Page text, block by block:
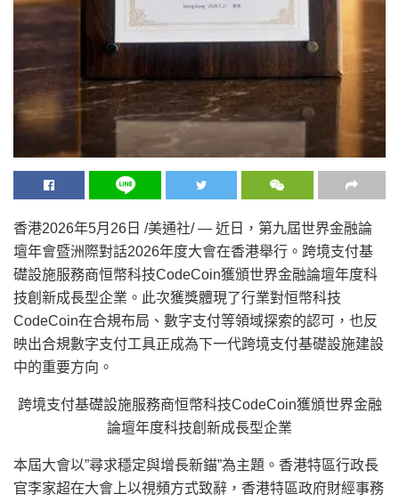
香港2026年5月26日 /美通社/ — 近日，第九屆世界金融論
壇年會暨洲際對話2026年度大會在香港舉行。跨境支付基
礎設施服務商恒幣科技CodeCoin獲頒世界金融論壇年度科
技創新成長型企業。此次獲獎體現了行業對恒幣科技
CodeCoin在合規布局、數字支付等領域探索的認可，也反
映出合規數字支付工具正成為下一代跨境支付基礎設施建設
中的重要方向。
跨境支付基礎設施服務商恒幣科技CodeCoin獲頒世界金融
論壇年度科技創新成長型企業
本屆大會以”尋求穩定與增長新錨”為主題。香港特區行政長
官李家超在大會上以視頻方式致辭，香港特區政府財經事務